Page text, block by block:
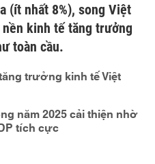
(ít nhất 8%), song Việt
nền kinh tế tăng trưởng
toàn cầu.
trưởng kinh tế Việt
năm 2025 cải thiện nhờ
tích cực